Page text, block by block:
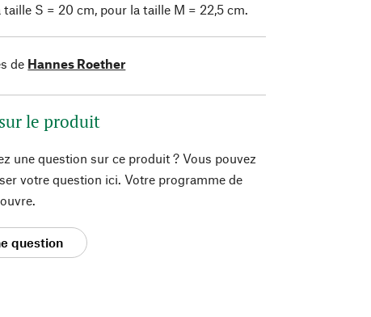
taille S = 20 cm, pour la taille M = 22,5 cm.
de Hannes Roether
le produit
une question sur ce produit ? Vous pouvez
votre question ici. Votre programme de
question